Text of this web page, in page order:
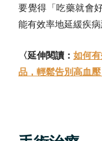
要覺得「吃藥就會
能有效率地延緩疾病
〈延伸閱讀： 如何
品，輕鬆告別高血壓